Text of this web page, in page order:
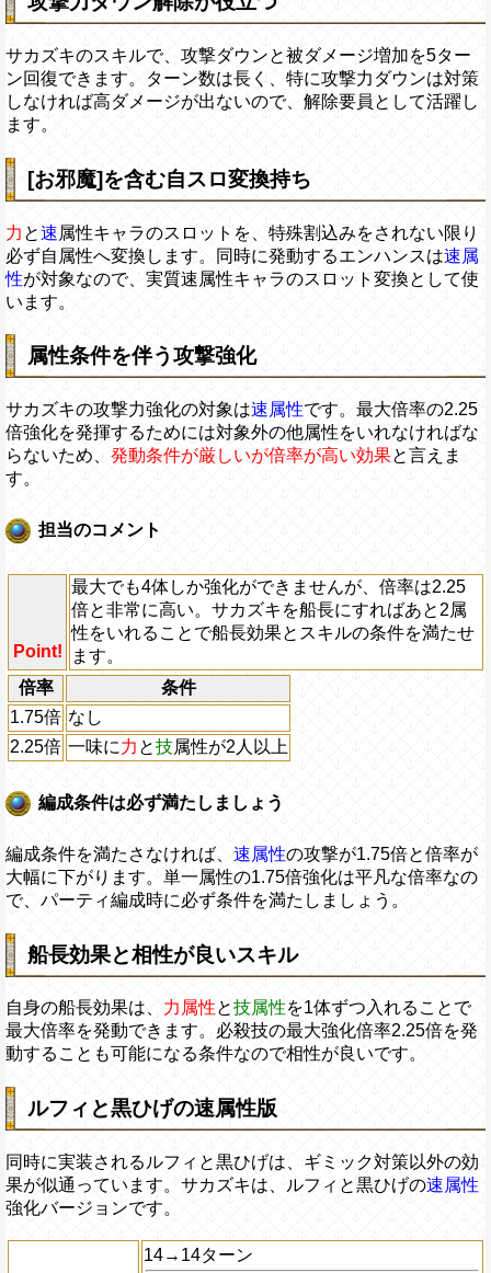
サカズキのスキルで、攻撃ダウンと被ダメージ増加を5ター
ン回復できます。ターン数は長く、特に攻撃力ダウンは対策
しなければ高ダメージが出ないので、解除要員として活躍し
ます。
[お邪魔]を含む自スロ変換持ち
力 と速属性キャラのスロットを、特殊割込みをされない限り
必ず自属性へ変換します。同時に発動するエンハンスは速属
性が対象なので、実質速属性キャラのスロット変換として使
います。
属性条件を伴う攻撃強化
サカズキの攻撃力強化の対象は速属性です。最大倍率の2.25
倍強化を発揮するためには対象外の他属性をいれなければな
らないため、 発動条件が厳しいが倍率が高い効果と言えま
す。
担当のコメント
Point!
最大でも4体しか強化ができませんが、倍率は2.25
倍と非常に高い。サカズキを船長にすればあと2属
性をいれることで船長効果とスキルの条件を満たせ
ます。
倍率
条件
1.75倍 なし
2.25倍 一味に力 と技属性が2人以上
編成条件は必ず満たしましょう
編成条件を満たさなければ、 速属性の攻撃が1.75倍と倍率が
大幅に下がります。単一属性の1.75倍強化は平凡な倍率なの
で、パーティ編成時に必ず条件を満たしましょう。
船長効果と相性が良いスキル
自身の船長効果は、 力属性と技属性を1体ずつ入れることで
最大倍率を発動できます。必殺技の最大強化倍率2.25倍を発
動することも可能になる条件なので相性が良いです。
ルフィと黒ひげの速属性版
同時に実装されるルフィと黒ひげは、ギミック対策以外の効
果が似通っています。サカズキは、ルフィと黒ひげの速属性
強化バージョンです。
14→14ターン